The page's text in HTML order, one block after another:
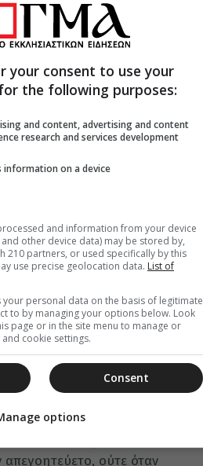
πίστη είναι που θα την
γεμάτη θλίψεις και
Μανουήλ Β’
της έδειξε ότι θα ήταν
της προσβολής και
τους αλλόθρησκους,
απεγνωσμένη
Αυτοκρατορίας.
συγκέντρωνε πολλές
συναίσθηση τόσο
αυτές της υπαγόρευαν,
να προστρέξει.
φοβερών εθνικών
πραότητά της και με
χαρακτηριστικά και
Αυτοκρατόρισσα, ο
Πλήθων: «Η Βασιλίς αύτη
και τας δύο
ούτε όταν
your consent to use your
the following purposes:
and content, advertising and content
research and services development
information on a device
and information from your device
other device data) may be stored by,
210 partners, or used specifically by this
use precise geolocation data. List of
personal data on the basis of legitimate
to by managing your options below. Look
page or in the site menu to manage or
cookie settings.
Consent
options